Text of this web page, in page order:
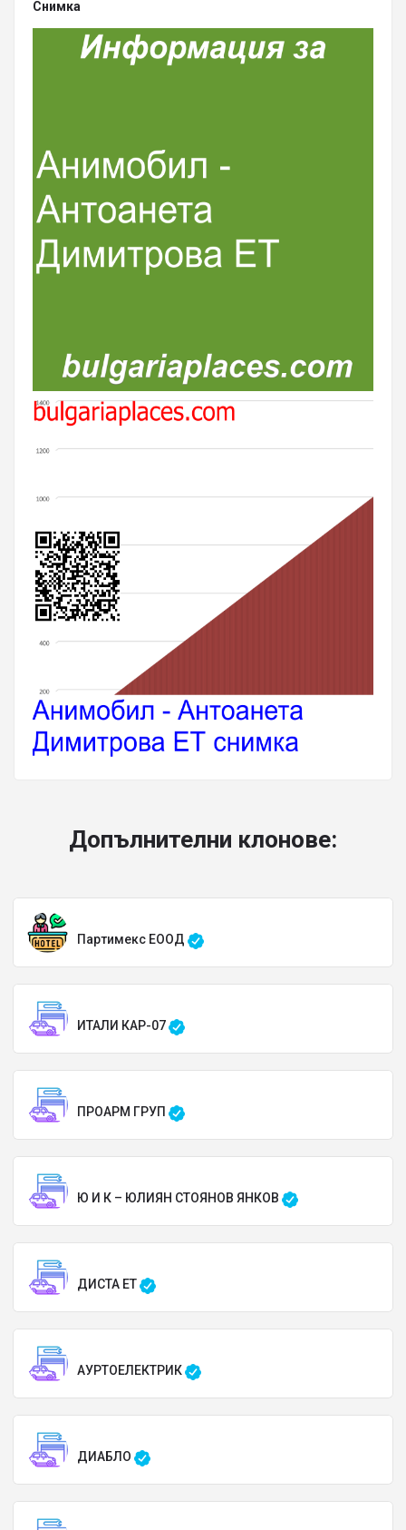
Снимка
Допълнителни клонове:
Партимекс ЕООД
ИТАЛИ КАР-07
ПРОАРМ ГРУП
Ю И К – ЮЛИЯН СТОЯНОВ ЯНКОВ
ДИСТА ЕТ
АУРТОЕЛЕКТРИК
ДИАБЛО